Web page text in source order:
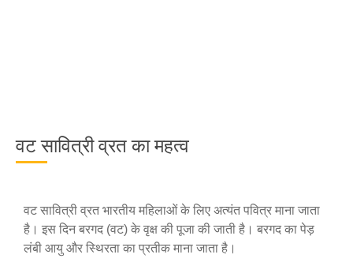
वट सावित्री व्रत का महत्व
वट सावित्री व्रत भारतीय महिलाओं के लिए अत्यंत पवित्र माना जाता
है। इस दिन बरगद (वट) के वृक्ष की पूजा की जाती है। बरगद का पेड़
लंबी आयु और स्थिरता का प्रतीक माना जाता है।